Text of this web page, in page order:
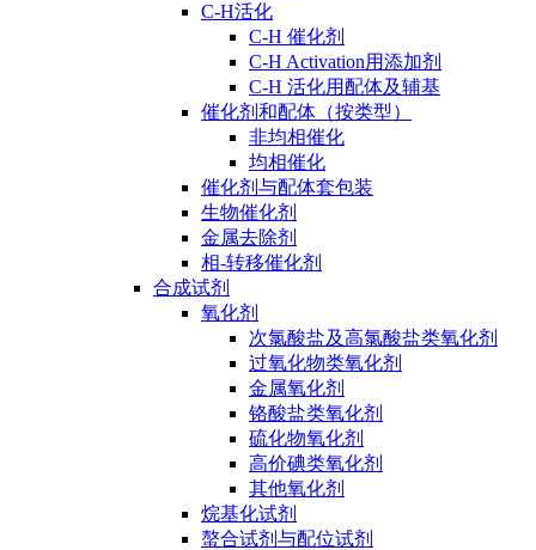
C-H活化
C-H 催化剂
C-H Activation用添加剂
C-H 活化用配体及辅基
催化剂和配体（按类型）
非均相催化
均相催化
催化剂与配体套包装
生物催化剂
金属去除剂
相-转移催化剂
合成试剂
氧化剂
次氯酸盐及高氯酸盐类氧化剂
过氧化物类氧化剂
金属氧化剂
铬酸盐类氧化剂
硫化物氧化剂
高价碘类氧化剂
其他氧化剂
烷基化试剂
螯合试剂与配位试剂